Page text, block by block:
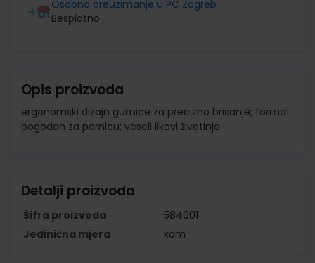
Osobno preuzimanje u PC Zagreb
Besplatno
Opis proizvoda
ergonomski dizajn gumice za precizno brisanje; format
pogodan za pernicu; veseli likovi životinja
Detalji proizvoda
Šifra proizvoda
584001
Jedinična mjera
kom